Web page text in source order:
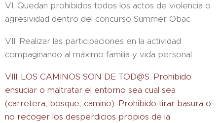
VI. Quedan prohibidos todos los actos de violencia o
agresividad dentro del concurso Summer Obac
VII. Realizar las participaciones en la actividad
compaginando al máximo familia y vida personal.
VIII. LOS CAMINOS SON DE TOD@S. Prohibido
ensuciar o maltratar el entorno sea cual sea
(carretera, bosque, camino). Prohibido tirar basura o
no recoger los desperdicios propios de la